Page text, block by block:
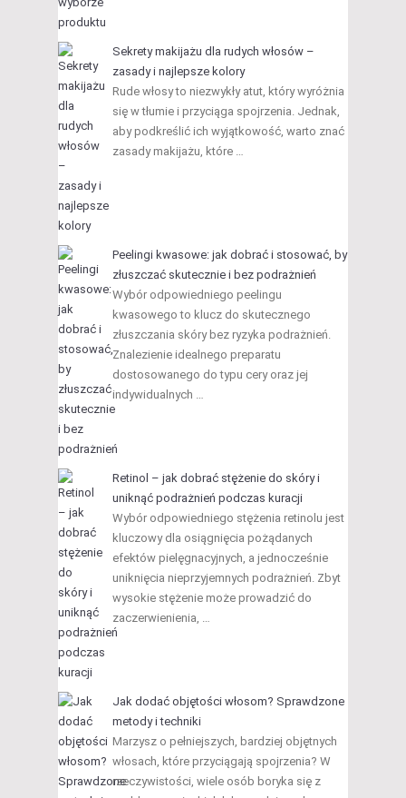
Sekrety makijażu dla rudych włosów –
zasady i najlepsze kolory
Rude włosy to niezwykły atut, który wyróżnia
się w tłumie i przyciąga spojrzenia. Jednak,
aby podkreślić ich wyjątkowość, warto znać
zasady makijażu, które …
Peelingi kwasowe: jak dobrać i stosować, by
złuszczać skutecznie i bez podrażnień
Wybór odpowiedniego peelingu
kwasowego to klucz do skutecznego
złuszczania skóry bez ryzyka podrażnień.
Znalezienie idealnego preparatu
dostosowanego do typu cery oraz jej
indywidualnych …
Retinol – jak dobrać stężenie do skóry i
uniknąć podrażnień podczas kuracji
Wybór odpowiedniego stężenia retinolu jest
kluczowy dla osiągnięcia pożądanych
efektów pielęgnacyjnych, a jednocześnie
uniknięcia nieprzyjemnych podrażnień. Zbyt
wysokie stężenie może prowadzić do
zaczerwienienia, …
Jak dodać objętości włosom? Sprawdzone
metody i techniki
Marzysz o pełniejszych, bardziej objętnych
włosach, które przyciągają spojrzenia? W
rzeczywistości, wiele osób boryka się z